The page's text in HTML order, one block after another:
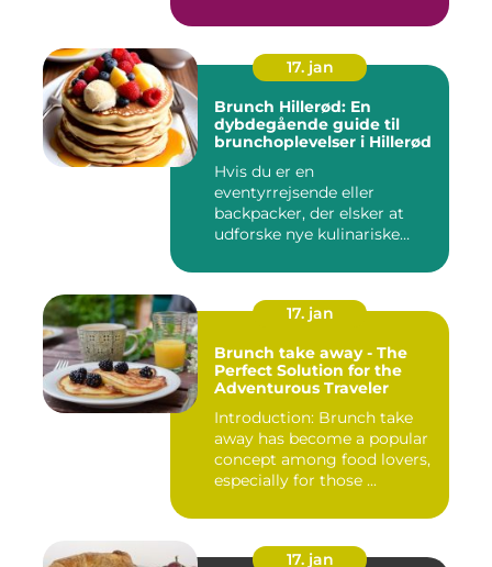
17. jan
Brunch Hillerød: En
dybdegående guide til
brunchoplevelser i Hillerød
Hvis du er en
eventyrrejsende eller
backpacker, der elsker at
udforske nye kulinariske
17. jan
Brunch take away - The
Perfect Solution for the
Adventurous Traveler
Introduction: Brunch take
away has become a popular
concept among food lovers,
especially for those ...
17. jan